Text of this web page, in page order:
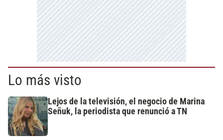
Lo más visto
Lejos de la televisión, el negocio de Marina
Señuk, la periodista que renunció a TN